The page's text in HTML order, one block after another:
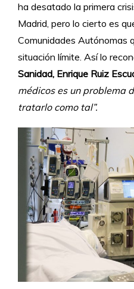
ha desatado la primera
Madrid, pero lo cierto es
Comunidades Autónomas
situación límite. Así lo
Sanidad, Enrique Ruiz
médicos es un problema
tratarlo como tal”.